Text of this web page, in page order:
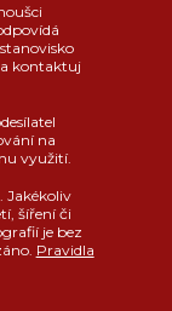
a kontaktuj
na
využití.
Jakékoliv
šíření či
je bez
Pravidla